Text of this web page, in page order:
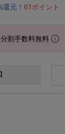
元！ 61ポイント
割手数料無料